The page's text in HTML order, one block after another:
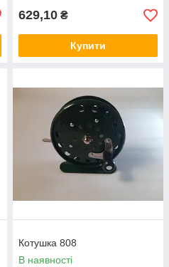
629,10 ₴
Купити
Котушка 808
В наявності